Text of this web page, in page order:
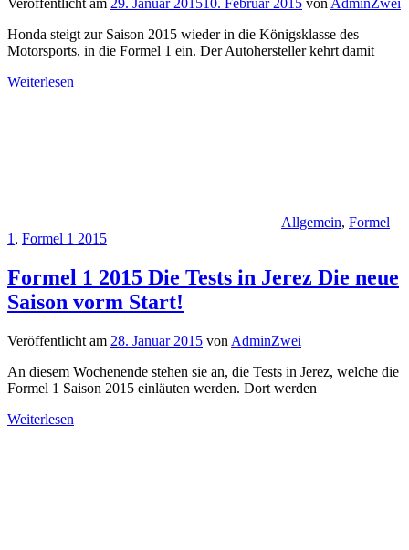
Honda steigt zur Saison 2015 wieder in die Königsklasse des
Motorsports, in die Formel 1 ein. Der Autohersteller kehrt damit
Weiterlesen
Allgemein, Formel
1 , Formel 1 2015
Formel 1 2015 Die Tests in Jerez Die neue
Saison vorm Start!
Veröffentlicht am 28. Januar 2015 von AdminZwei
An diesem Wochenende stehen sie an, die Tests in Jerez, welche die
Formel 1 Saison 2015 einläuten werden. Dort werden
Weiterlesen